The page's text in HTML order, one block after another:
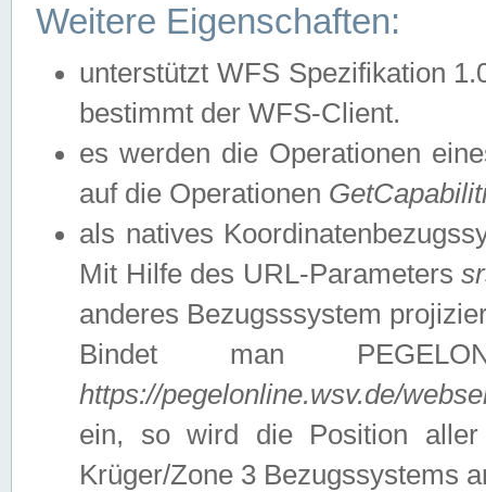
Weitere Eigenschaften:
unterstützt WFS Spezifikation
bestimmt der WFS-Client.
es werden die Operationen
auf die Operationen
als natives
Mit Hilfe des URL-Parameters
anderes Bezugsssystem
Bindet man
https://pegelonline.wsv.de/
ein, so wird die Position
Krüger/Zone 3 Bezugssystems